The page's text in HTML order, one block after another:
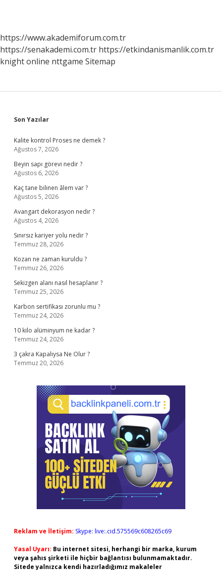
Evde
Çözüm
https://www.akademiforum.com.tr
https://senakademi.com.tr https://etkindanismanlik.com.tr
knight online nttgame Sitemap
Sidebar
Son Yazılar
Kalite kontrol Proses ne demek ?
Ağustos 7, 2026
Beyin sapı görevi nedir ?
Ağustos 6, 2026
Kaç tane bilinen âlem var ?
Ağustos 5, 2026
Avangart dekorasyon nedir ?
Ağustos 4, 2026
Sınırsız kariyer yolu nedir ?
Temmuz 28, 2026
Kozan ne zaman kuruldu ?
Temmuz 26, 2026
Sekizgen alanı nasıl hesaplanır ?
Temmuz 25, 2026
Karbon sertifikası zorunlu mu ?
Temmuz 24, 2026
10 kilo alüminyum ne kadar ?
Temmuz 24, 2026
3 çakra Kapalıysa Ne Olur ?
Temmuz 20, 2026
Reklam ve İletişim: Skype: live:.cid.575569c608265c69
Yasal Uyarı: Bu internet sitesi, herhangi bir marka, kurum
veya şahıs şirketi ile hiçbir bağlantısı bulunmamaktadır.
Sitede yalnızca kendi hazırladığımız makaleler